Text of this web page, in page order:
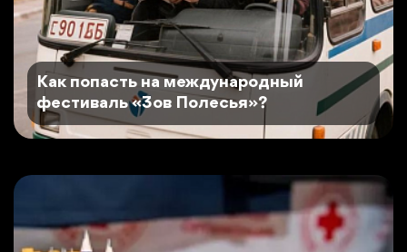
Как попасть на международный
фестиваль «Зов Полесья»?